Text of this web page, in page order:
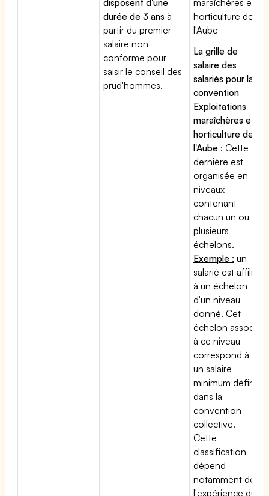
durée de 3 ans à
partir du premier
salaire non
conforme pour
saisir le conseil des
prud'hommes.
horticulture de
l'Aube
La grille de
salaire des
salariés pour la
convention
Exploitations
maraîchères et
horticulture de
l'Aube : Cette
dernière est
organisée en
niveaux
contenant
chacun un ou
plusieurs
échelons.
Exemple : un
salarié est affilié
à un échelon
d'un niveau
donné. Cet
échelon associé
à ce niveau
correspond à
un salaire
minimum défini
dans la
convention
collective.
Cette
classification
dépend
notamment de
l'expérience du